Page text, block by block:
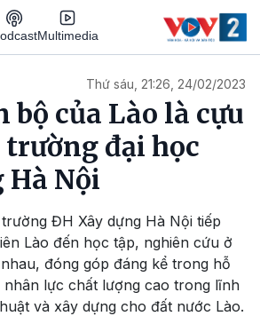
Multimedia
Thứ sáu, 21:26, 24/02/2023
bộ của Lào là cựu
đại học
Hà Nội
ĐH Xây dựng Hà Nội tiếp
Lào đến học tập, nghiên cứu ở
đóng góp đáng kể trong hỗ
lực chất lượng cao trong lĩnh
và xây dựng cho đất nước Lào.